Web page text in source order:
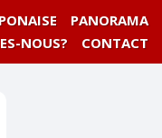
PANORAMA
CONTACT
NOUS?